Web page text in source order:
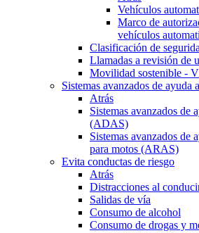
Vehículos
Marco de
vehículos
Clasificación de
Llamadas a revisión de
Movilidad sostenible -
Sistemas avanzados de ayuda
Atrás
Sistemas avanzados de
(ADAS)
Sistemas avanzados de
para motos (ARAS)
Evita conductas de riesgo
Atrás
Distracciones al
Salidas de vía
Consumo de alcohol
Consumo de drogas y